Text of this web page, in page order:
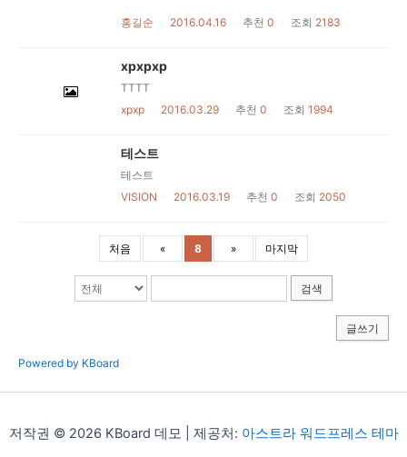
홍길순 2016.04.16 추천 0 조회 2183
xpxpxp
TTTT
xpxp
2016.03.29 추천 0 조회 1994
테스트
테스트
VISION
2016.03.19 추천 0 조회 2050
처음 « 8 » 마지막
검색
글쓰기
Powered by KBoard
저작권 © 2026 KBoard 데모 | 제공처: 아스트라 워드프레스 테마